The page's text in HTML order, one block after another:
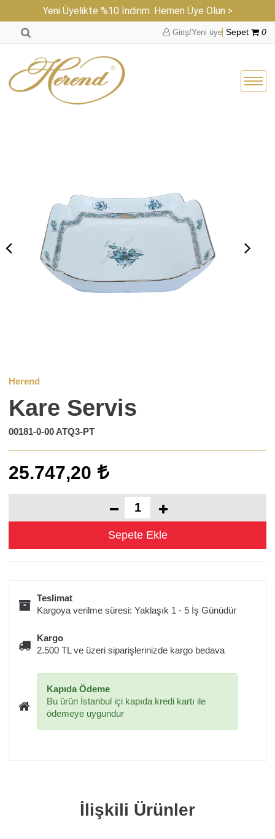
Yeni Üyelikte %10 İndirim. Hemen Üye Olun >
Giriş/Yeni üye Sepet 0
Herend
Kare Servis
00181-0-00 ATQ3-PT
25.747,20
Teslimat
Kargoya verilme süresi: Yaklaşık 1 - 5 İş Günüdür
Kargo
2.500 TL ve üzeri siparişlerinizde kargo bedava
Kapıda Ödeme
Bu ürün İstanbul içi kapıda kredi kartı ile
ödemeye uygundur
İlişkili Ürünler